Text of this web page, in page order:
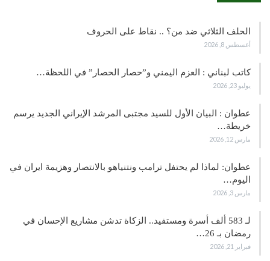
الحلف الثلاثي ضد من؟ .. نقاط على الحروف
أغسطس 8, 2026
كاتب لبناني : العزم اليمني و”حصار الحصار” في اللحظة…
يوليو 23, 2026
عطوان : البيان الأول للسيد مجتبى المرشد الإيراني الجديد يرسم
خريطة…
مارس 12, 2026
عطوان: لماذا لم يحتفل ترامب ونتنياهو بالانتصار وهزيمة ايران في
اليوم…
مارس 3, 2026
لـ 583 ألف أسرة ومستفيد.. الزكاة تدشن مشاريع الإحسان في
رمضان بـ 26…
فبراير 21, 2026